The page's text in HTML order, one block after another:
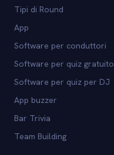
Tipi di Round
App
Software per conduttori
Software per quiz gratuito
Software per quiz per DJ
App buzzer
Bar Trivia
Team Building